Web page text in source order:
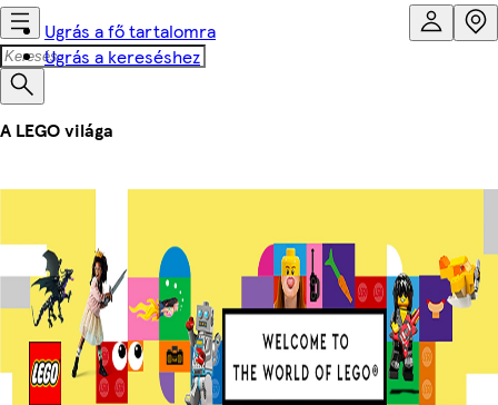
Ugrás a fő tartalomra
Ugrás a kereséshez
A LEGO világa